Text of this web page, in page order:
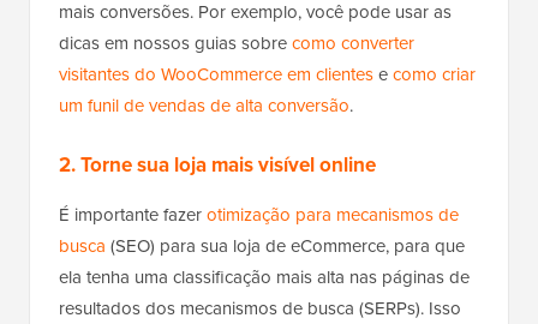
mais conversões. Por exemplo, você pode usar as
dicas em nossos guias sobrecomo converter
visitantes do WooCommerce em clientesecomo criar
um funil de vendas de alta conversão.
2. Torne sua loja mais visível online
É importante fazerotimização para mecanismos de
busca (SEO) para sua loja de eCommerce, para que
ela tenha uma classificação mais alta nas páginas de
resultados dos mecanismos de busca (SERPs). Isso